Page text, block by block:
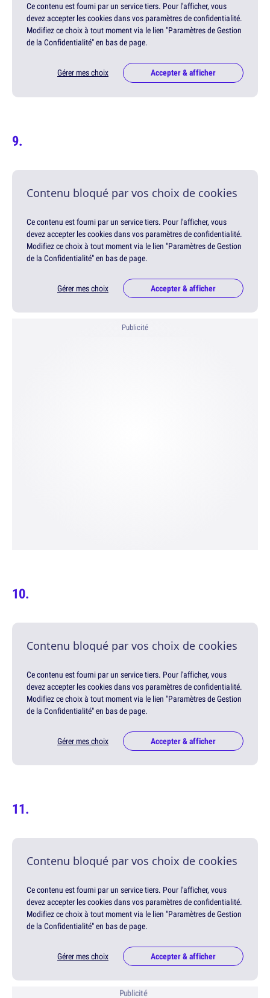
Ce contenu est fourni par un service tiers. Pour l'afficher, vous
devez accepter les cookies dans vos paramètres de confidentialité.
Modifiez ce choix à tout moment via le lien "Paramètres de Gestion
de la Confidentialité" en bas de page.
Gérer mes choix Accepter & afficher
Contenu bloqué par vos choix de cookies
Ce contenu est fourni par un service tiers. Pour l'afficher, vous
devez accepter les cookies dans vos paramètres de confidentialité.
Modifiez ce choix à tout moment via le lien "Paramètres de Gestion
de la Confidentialité" en bas de page.
Gérer mes choix Accepter & afficher
Publicité
Contenu bloqué par vos choix de cookies
Ce contenu est fourni par un service tiers. Pour l'afficher, vous
devez accepter les cookies dans vos paramètres de confidentialité.
Modifiez ce choix à tout moment via le lien "Paramètres de Gestion
de la Confidentialité" en bas de page.
Gérer mes choix Accepter & afficher
Contenu bloqué par vos choix de cookies
Ce contenu est fourni par un service tiers. Pour l'afficher, vous
devez accepter les cookies dans vos paramètres de confidentialité.
Modifiez ce choix à tout moment via le lien "Paramètres de Gestion
de la Confidentialité" en bas de page.
Gérer mes choix Accepter & afficher
Publicité